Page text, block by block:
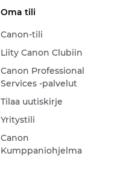
Oma tili
Canon-tili
Liity Canon Clubiin
Canon Professional
Services -palvelut
Tilaa uutiskirje
Yritystili
Canon
Kumppaniohjelma